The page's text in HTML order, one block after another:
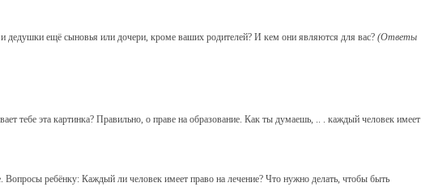
ещё сыновья или дочери, кроме ваших родителей? И кем они являются для вас? (Ответы
тебе эта картинка? Правильно, о праве на образование. Как ты думаешь, .. . каждый человек имеет
ребёнку: Каждый ли человек имеет право на лечение? Что нужно делать, чтобы быть